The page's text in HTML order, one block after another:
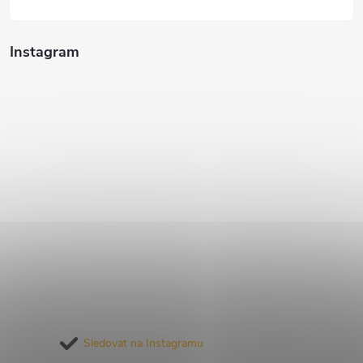
Instagram
Sledovat na Instagramu